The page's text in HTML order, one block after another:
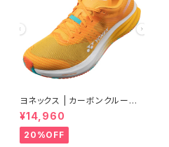
ヨネックス | カーボンクルーズ
エアラス | マンゴー | Men
¥14,960
20%OFF